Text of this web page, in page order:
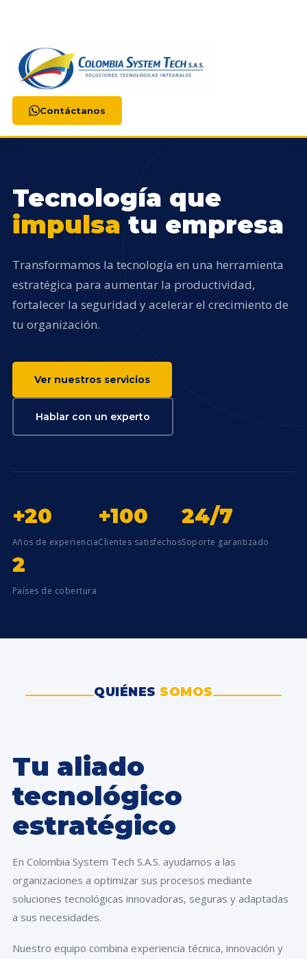
Contáctanos
Tecnología que
impulsa tu empresa
Transformamos la tecnología en una herramienta
estratégica para aumentar la productividad,
fortalecer la seguridad y acelerar el crecimiento de
tu organización.
Ver nuestros servicios
Hablar con un experto
+20
Años de experiencia
+100
Clientes satisfechos
24/7
Soporte garantizado
2
Países de cobertura
QUIÉNES SOMOS
Tu aliado
tecnológico
estratégico
En Colombia System Tech S.A.S. ayudamos a las
organizaciones a optimizar sus procesos mediante
soluciones tecnológicas innovadoras, seguras y adaptadas
a sus necesidades.
Nuestro equipo combina experiencia técnica, innovación y